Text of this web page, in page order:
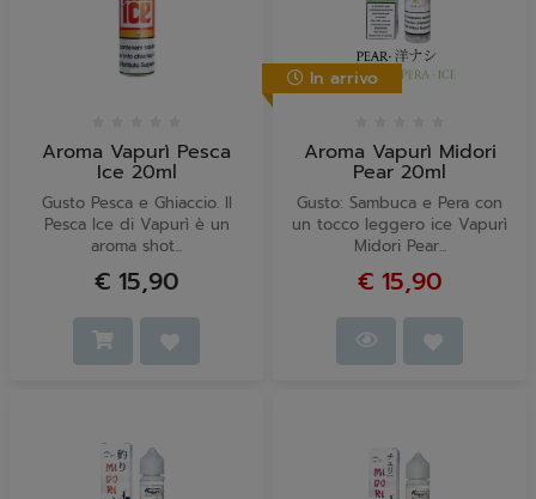
Aroma Vapurì Pesca
Ice 20ml
Gusto Pesca e Ghiaccio. Il
Pesca Ice di Vapurì è un
aroma shot...
€ 15,90
In arrivo
Aroma Vapurì Midori
Pear 20ml
Gusto: Sambuca e Pera con
un tocco leggero ice Vapurì
Midori Pear...
€ 15,90